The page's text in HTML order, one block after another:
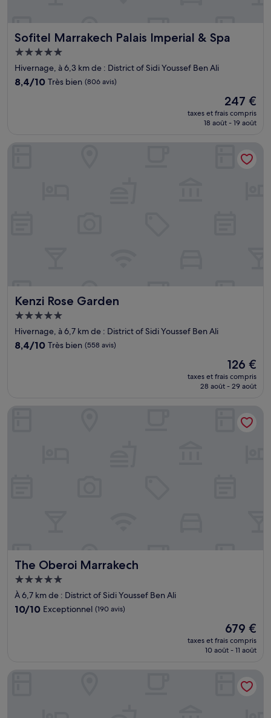
Sofitel Marrakech Palais Imperial & Spa
Sofitel Marrakech Palais Imperial & Spa
Hébergement
5.0 étoiles
Hivernage, à 6,3 km de : District of Sidi Youssef Ben Ali
8.4
8,4/10 Très bien (806 avis)
Le
nouveau
prix
247 €
247 €
taxes et frais compris
18 août - 19 août
Kenzi Rose Garden
Kenzi Rose Garden
Hébergement
5.0 étoiles
Hivernage, à 6,7 km de : District of Sidi Youssef Ben Ali
8.4
8,4/10 Très bien (558 avis)
Le
nouveau
prix
de
126 €
126 €
taxes et frais compris
28 août - 29 août
Kenzi Rose Garden
The Oberoi Marrakech
The Oberoi Marrakech
Hébergement
5.0 étoiles
À 6,7 km de : District of Sidi Youssef Ben Ali
10.0
10/10 Exceptionnel (190 avis)
Le
nouveau
prix
679 €
679 €
taxes et frais compris
10 août - 11 août
Hotel Riu Tikida Palmeraie - All Inclusive